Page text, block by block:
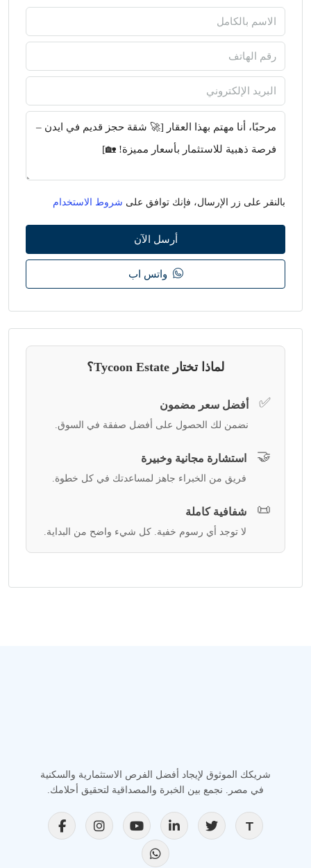
بالنقر على زر الإرسال، فإنك توافق على شروط الاستخدام
أرسل الآن
واتس اب
لماذا تختار Tycoon Estate؟
✅ أفضل سعر مضمون
نضمن لك الحصول على أفضل صفقة في السوق.
🤝 استشارة مجانية وخبيرة
فريق من الخبراء جاهز لمساعدتك في كل خطوة.
📜 شفافية كاملة
لا توجد أي رسوم خفية. كل شيء واضح من البداية.
شريكك الموثوق لإيجاد أفضل الفرص الاستثمارية والسكنية
في مصر. نجمع بين الخبرة والمصداقية لتحقيق أحلامك.